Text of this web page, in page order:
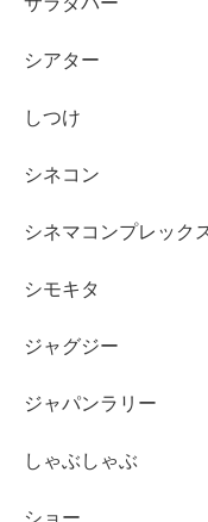
シアター
しつけ
シネコン
シネマコンプレック
シモキタ
ジャグジー
ジャパンラリー
しゃぶしゃぶ
ショー